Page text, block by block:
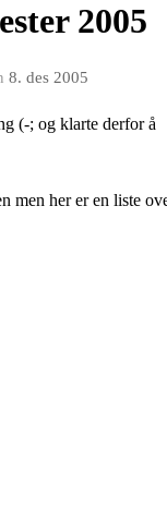
2005
8. des 2005
(-; og klarte derfor å
men her er en liste